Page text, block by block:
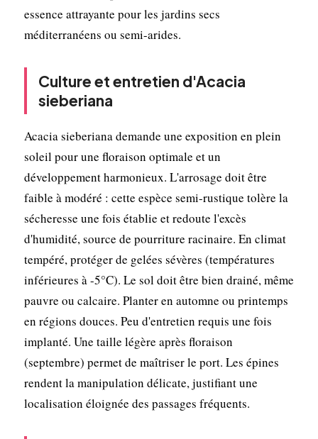
essence attrayante pour les jardins secs
méditerranéens ou semi-arides.
Culture et entretien d'Acacia
sieberiana
Acacia sieberiana demande une exposition en plein
soleil pour une floraison optimale et un
développement harmonieux. L'arrosage doit être
faible à modéré : cette espèce semi-rustique tolère la
sécheresse une fois établie et redoute l'excès
d'humidité, source de pourriture racinaire. En climat
tempéré, protéger de gelées sévères (températures
inférieures à -5°C). Le sol doit être bien drainé, même
pauvre ou calcaire. Planter en automne ou printemps
en régions douces. Peu d'entretien requis une fois
implanté. Une taille légère après floraison
(septembre) permet de maîtriser le port. Les épines
rendent la manipulation délicate, justifiant une
localisation éloignée des passages fréquents.